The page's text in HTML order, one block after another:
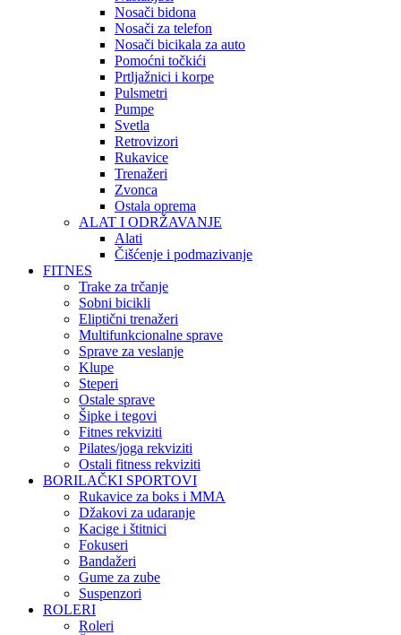
Nosači bidona
Nosači za telefon
Nosači bicikala za auto
Pomoćni točkići
Prtljažnici i korpe
Pulsmetri
Pumpe
Svetla
Retrovizori
Rukavice
Trenažeri
Zvonca
Ostala oprema
ALAT I ODRŽAVANJE
Alati
Čišćenje i podmazivanje
FITNES
Trake za trčanje
Sobni bicikli
Eliptični trenažeri
Multifunkcionalne sprave
Sprave za veslanje
Klupe
Steperi
Ostale sprave
Šipke i tegovi
Fitnes rekviziti
Pilates/joga rekviziti
Ostali fitness rekviziti
BORILAČKI SPORTOVI
Rukavice za boks i MMA
Džakovi za udaranje
Kacige i štitnici
Fokuseri
Bandažeri
Gume za zube
Suspenzori
ROLERI
Roleri